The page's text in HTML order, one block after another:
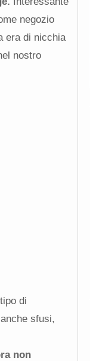
negozio
era di nicchia
nostro
di
sfusi,
non